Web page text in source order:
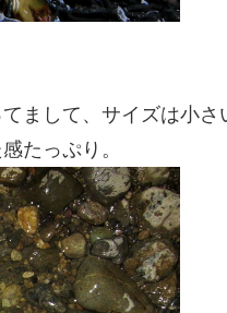
まして、サイズは小
たっぷり。